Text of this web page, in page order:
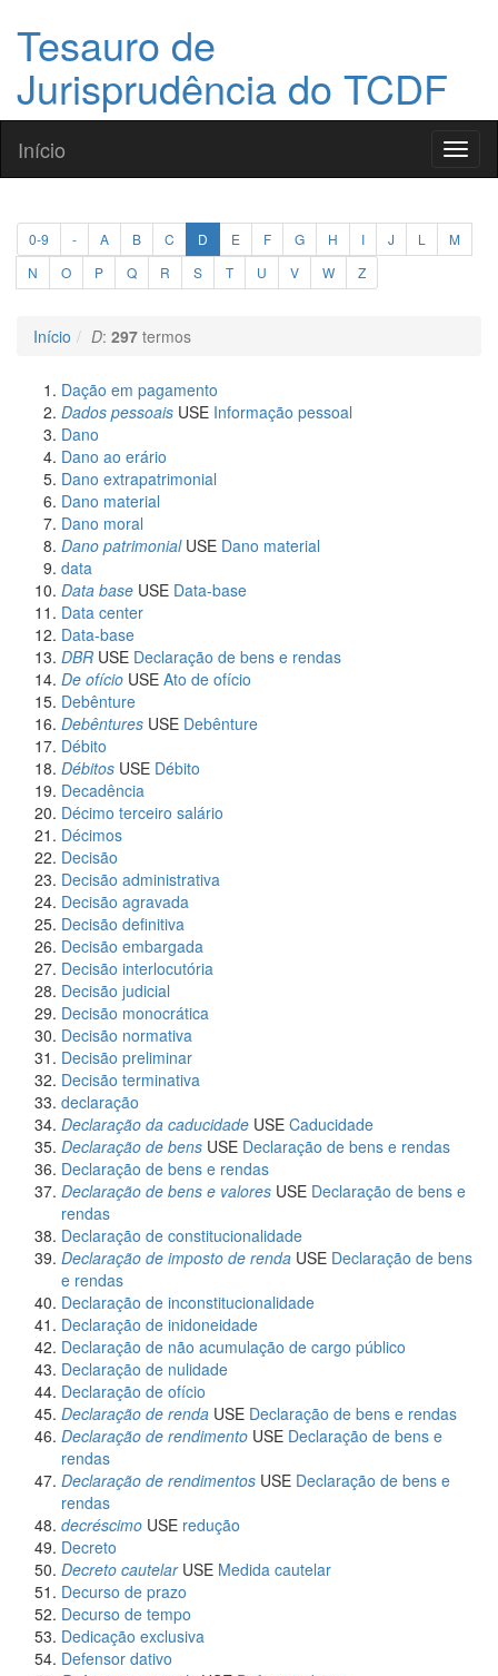
Tesauro de
Jurisprudência do TCDF
Início
0-9 - A B C D E F G H I J L
M
N
O P Q R S T U V W Z
Início D: 297 termos
Dação em pagamento
Dados pessoais USE Informação pessoal
Dano
Dano ao erário
Dano extrapatrimonial
Dano material
Dano moral
Dano patrimonialUSE Dano material
data
Data base USE Data-base
Data center
Data-base
DBR USE Declaração de bens e rendas
De ofício USE Ato de ofício
Debênture
Debêntures USE Debênture
Débito
Débitos USE Débito
Decadência
Décimo terceiro salário
Décimos
Decisão
Decisão administrativa
Decisão agravada
Decisão definitiva
Decisão embargada
Decisão interlocutória
Decisão judicial
Decisão monocrática
Decisão normativa
Decisão preliminar
Decisão terminativa
declaração
Declaração da caducidade USE Caducidade
Declaração de bens USE Declaração de bens e rendas
Declaração de bens e rendas
Declaração de bens e valores USE Declaração de bens e
rendas
Declaração de constitucionalidade
Declaração de imposto de renda USE Declaração de bens
e rendas
Declaração de inconstitucionalidade
Declaração de inidoneidade
Declaração de não acumulação de cargo público
Declaração de nulidade
Declaração de ofício
Declaração de renda USE Declaração de bens e rendas
Declaração de rendimento USE Declaração de bens e
rendas
Declaração de rendimentos USE Declaração de bens e
rendas
decréscimo USE redução
Decreto
Decreto cautelarUSE Medida cautelar
Decurso de prazo
Decurso de tempo
Dedicação exclusiva
Defensor dativo